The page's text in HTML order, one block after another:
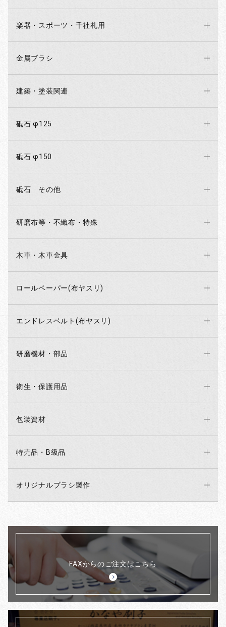
楽器・スポーツ・千社札用
金属ブラシ
建築・塗装関連
砥石 φ125
砥石 φ150
砥石 その他
研磨布等・不織布・特殊
木車・木車金具
ロールペーパー(布ヤスリ)
エンドレスベルト(布ヤスリ)
研磨機材・部品
衛生・保護用品
包装資材
特売品・B級品
オリジナルブラシ製作
FAXからのご注文はこちら